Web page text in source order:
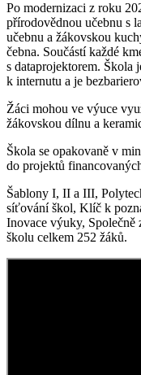
Po modernizaci z roku
přírodovědnou učebnu s
učebnu a žákovskou
čebna. Součástí každé
s dataprojektorem.
k internutu a je
Žáci mohou ve výuce
žákovskou dílnu a
Škola se opakovaně v
do projektů
Šablony I, II a III,
síťování škol, Klíč k
Inovace výuky, Společně
školu celkem 252 žáků.